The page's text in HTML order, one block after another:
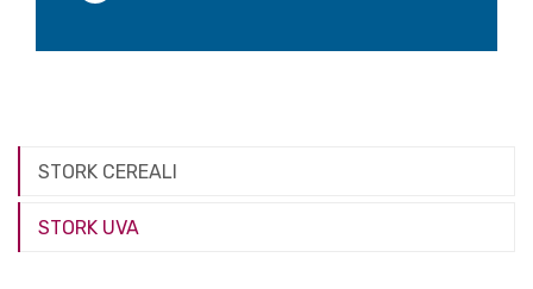
STORK CEREALI
STORK UVA